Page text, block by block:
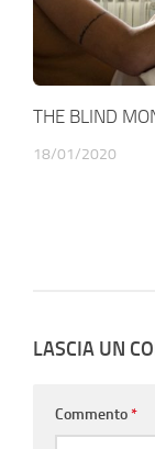
THE BLIND
18/01/2020
LASCIA UN
Commento*